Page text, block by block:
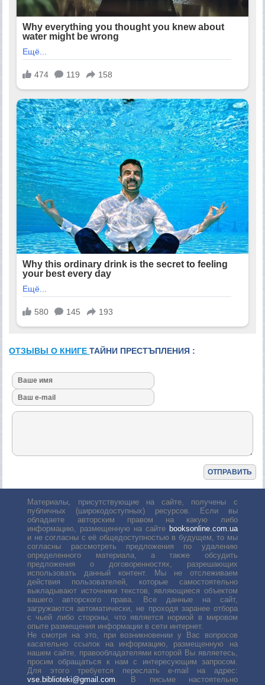
ОТЗЫВЫ О КНИГЕТАЙНИ ПРЕСТЪПЛЕНИЯ :
Материалы, присутствующие на сайте, получены с
публичных (широкодоступных) ресурсов. Если вы
обладаете авторским правом на какую либо
информацию, размещенную на сайте booksonline.com.ua
и не согласны с её общедоступностью в будущем, то мы
согласны рассмотреть предложения по удалению
определенного материала, а также обсудить
предложения о договоренностях, разрешающих
использовать данный контент. Мы не отслеживаем
действия пользователей, которые самостоятельно
выкладывают источники текстов, являющиеся объектом
вашего авторского права. Все данные на сайт,
загружаются автоматически, не проходя заранее отбора
с чьей либо стороны, что является нормой в мировом
опыте размещения информации в сети интернет.
Не смотря на это, при возникновении у Вас вопросов
касательно ссылок на информацию, размещенную на
нашем сайте, правообладателями которой Вы являетесь,
просим обращаться к нам с интересующим запросом.
Для этого требуется переслать е-mail на адрес:
vse.biblioteki@gmail.com. В письме настоятельно